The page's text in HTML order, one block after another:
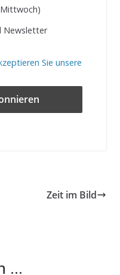
Newsletter
Sie unsere
Zeit im Bild
...